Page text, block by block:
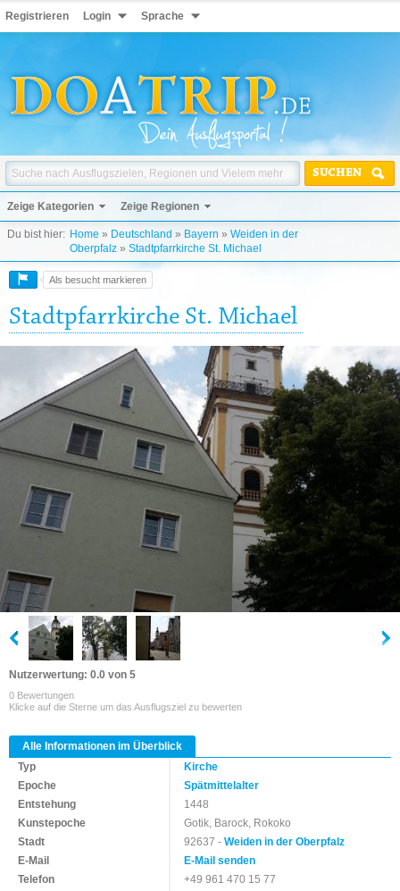
Registrieren Login Sprache
SUCHEN
Zeige Kategorien Zeige Regionen
Du bist hier: Home » Deutschland » Bayern » Weiden in der
Oberpfalz » Stadtpfarrkirche St. Michael
Als besucht markieren
Stadtpfarrkirche St. Michael
Nutzerwertung: 0.0 von 5
0 Bewertungen
Klicke auf die Sterne um das Ausflugsziel zu bewerten
Alle Informationen im Überblick
Typ
Kirche
Epoche
Spätmittelalter
Entstehung
1448
Kunstepoche
Gotik, Barock, Rokoko
Stadt
92637 -Weiden in der Oberpfalz
E-Mail
E-Mail senden
Telefon
+49 961 470 15 77